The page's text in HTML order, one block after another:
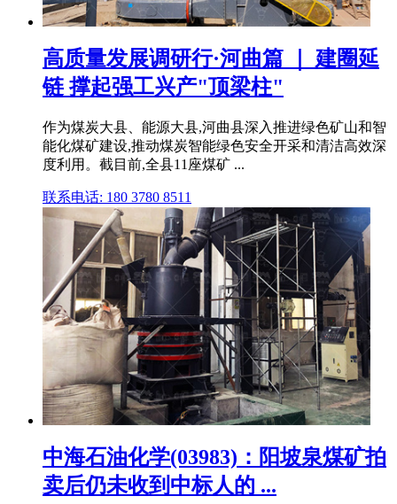
高质量发展调研行·河曲篇 ｜ 建圈延
链 撑起强工兴产"顶梁柱"
作为煤炭大县、能源大县,河曲县深入推进绿色矿山和智
能化煤矿建设,推动煤炭智能绿色安全开采和清洁高效深
度利用。截目前,全县11座煤矿 ...
联系电话: 180 3780 8511
中海石油化学(03983)：阳坡泉煤矿拍
卖后仍未收到中标人的 ...